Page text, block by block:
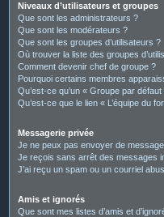
Niveaux d’utilisateurs et groupes
Que sont les administrateurs ?
Que sont les modérateurs ?
Que sont les groupes d’utilisateurs ?
Où trouver la liste des groupes
Comment devenir chef de groupe ?
Pourquoi certains membres
Qu’est-ce qu’un « Groupe par défaut
Qu’est-ce que le lien « L’équipe du
Messagerie privée
Je ne peux pas envoyer de
Je reçois sans arrêt des messages
J’ai reçu un spam ou un courriel
Amis et ignorés
Que sont mes listes d’amis et